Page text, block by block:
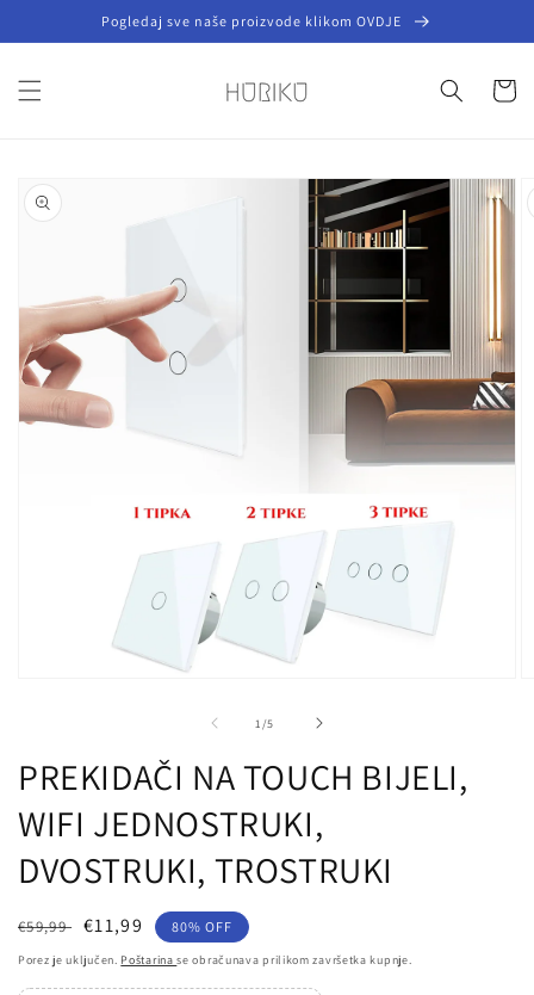
sadržaj
Pogledaj sve naše proizvode klikom OVDJE
informacija
o
okviru
1/
od5
PREKIDAČI NA TOUCH BIJELI,
WIFI JEDNOSTRUKI,
DVOSTRUKI, TROSTRUKI
Redovna
cijena
€59,99 Prodajna
cijena
€11,99 80% OFF
Porez je uključen. Poštarinase obračunava prilikom završetka kupnje.